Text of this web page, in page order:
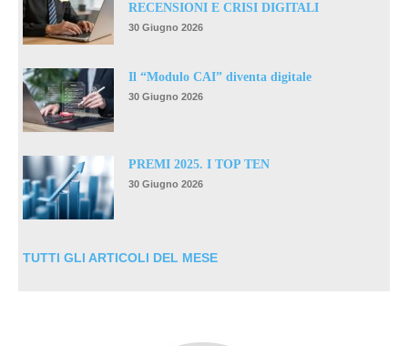
RECENSIONI E CRISI DIGITALI
30 Giugno 2026
Il “Modulo CAI” diventa digitale
30 Giugno 2026
PREMI 2025. I TOP TEN
30 Giugno 2026
TUTTI GLI ARTICOLI DEL MESE